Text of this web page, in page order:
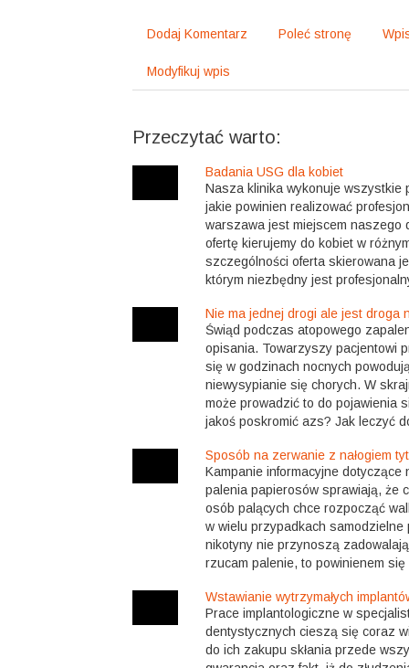
Dodaj Komentarz Poleć stronę
Modyfikuj wpis
Przeczytać warto:
Badania USG dla kobiet
Nasza klinika wykonuje wszystkie
jakie powinien realizować
warszawa jest miejscem naszego
ofertę kierujemy do kobiet w
szczególności oferta skierowana
którym niezbędny jest
Nie ma jednej drogi ale jest droga
Świąd podczas atopowego
opisania. Towarzyszy pacjentowi
się w godzinach nocnych
niewysypianie się chorych. W
może prowadzić to do pojawienia
jakoś poskromić azs? Jak leczyć
Sposób na zerwanie z nałogiem
Kampanie informacyjne dotyczące
palenia papierosów sprawiają, że
osób palących chce rozpocząć
w wielu przypadkach samodzielne
nikotyny nie przynoszą
rzucam palenie, to powinienem się
Wstawianie wytrzymałych
Prace implantologiczne w
dentystycznych cieszą się coraz
do ich zakupu skłania przede